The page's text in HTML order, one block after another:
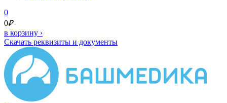
0
0₽
в корзину ›
Скачать реквизиты и документы